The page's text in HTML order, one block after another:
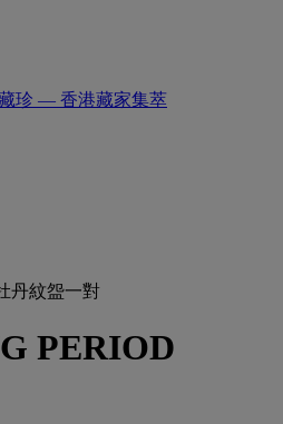
珍 — 香港藏家集萃
丹紋盌一對
PERIOD